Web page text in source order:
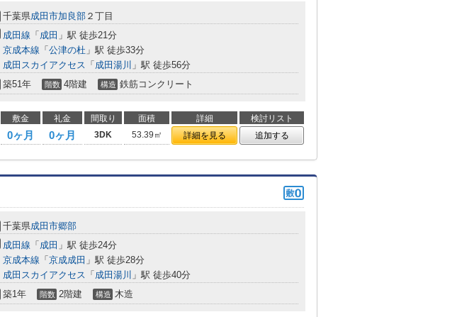
千葉県成田市加良部 ２丁目
成田線 「 成田 」駅 徒歩21分
京成本線 「 公津の杜 」駅 徒歩33分
成田スカイアクセス 「 成田湯川 」駅 徒歩56分
築51年 階数 4階建 構造 鉄筋コンクリート
敷金 礼金 間取り 面積 詳細
検討リスト
0ヶ月 0ヶ月 3DK 53.39㎡ 詳細を見る 追加する
千葉県成田市郷部
成田線 「 成田 」駅 徒歩24分
京成本線 「 京成成田 」駅 徒歩28分
成田スカイアクセス 「 成田湯川 」駅 徒歩40分
築1年 階数 2階建 構造 木造